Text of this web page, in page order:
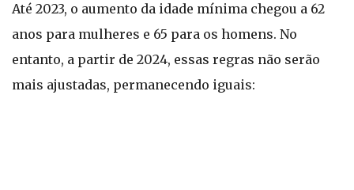
Até 2023, o aumento da idade mínima chegou a 62
anos para mulheres e 65 para os homens. No
entanto, a partir de 2024, essas regras não serão
mais ajustadas, permanecendo iguais: